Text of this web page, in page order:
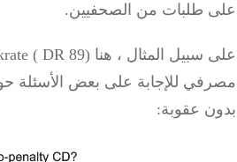
على طلبات من الصحفيين.
على سبيل المثال ، هنا Bankrate ( DR
مصرفي للإجابة على بعض الأسئلة
بدون عقوبة: